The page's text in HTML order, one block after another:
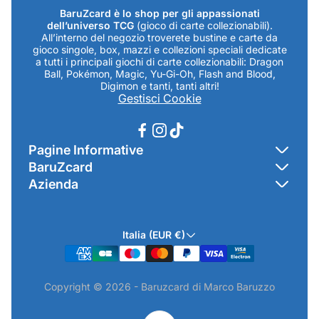
BaruZcard è lo shop per gli appassionati
dell’universo TCG (gioco di carte collezionabili).
All’interno del negozio troverete bustine e carte da
gioco singole, box, mazzi e collezioni speciali dedicate
a tutti i principali giochi di carte collezionabili: Dragon
Ball, Pokémon, Magic, Yu-Gi-Oh, Flash and Blood,
Digimon e tanti, tanti altri!
Gestisci Cookie
Pagine Informative
Contatti
Termini & Condizioni
BaruZcard
Chi-sono
Scopri il Negozio Fisico !
Azienda
Indirizzo Negozio: Via Luigi Valentini 1a Traversa - SNC
19021 Arcola (SP)
P.IVA.: 01520250117
Italia (EUR €)
Copyright © 2026 - Baruzcard di Marco Baruzzo